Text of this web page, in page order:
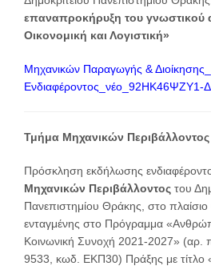
επαναπροκήρυξη του γνωστικού
Οικονομική και Λογιστική»
Μηχανικών Παραγωγής &
Ενδιαφέροντος_νέο_92ΗΚ46ΨΖΥ1-
Τμήμα Μηχανικών Περιβάλλοντος
Πρόσκληση εκδήλωσης
Μηχανικών Περιβάλλοντος του
Πανεπιστημίου Θράκης, στο
ενταγμένης στο Πρόγραμμα
Κοινωνική Συνοχή 2021-2027»
9533, κωδ. ΕΚΠ30) Πράξης με τίτλο